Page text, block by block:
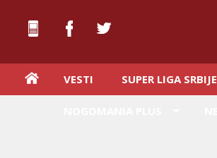
VESTI SUPER LIGA SRBIJE